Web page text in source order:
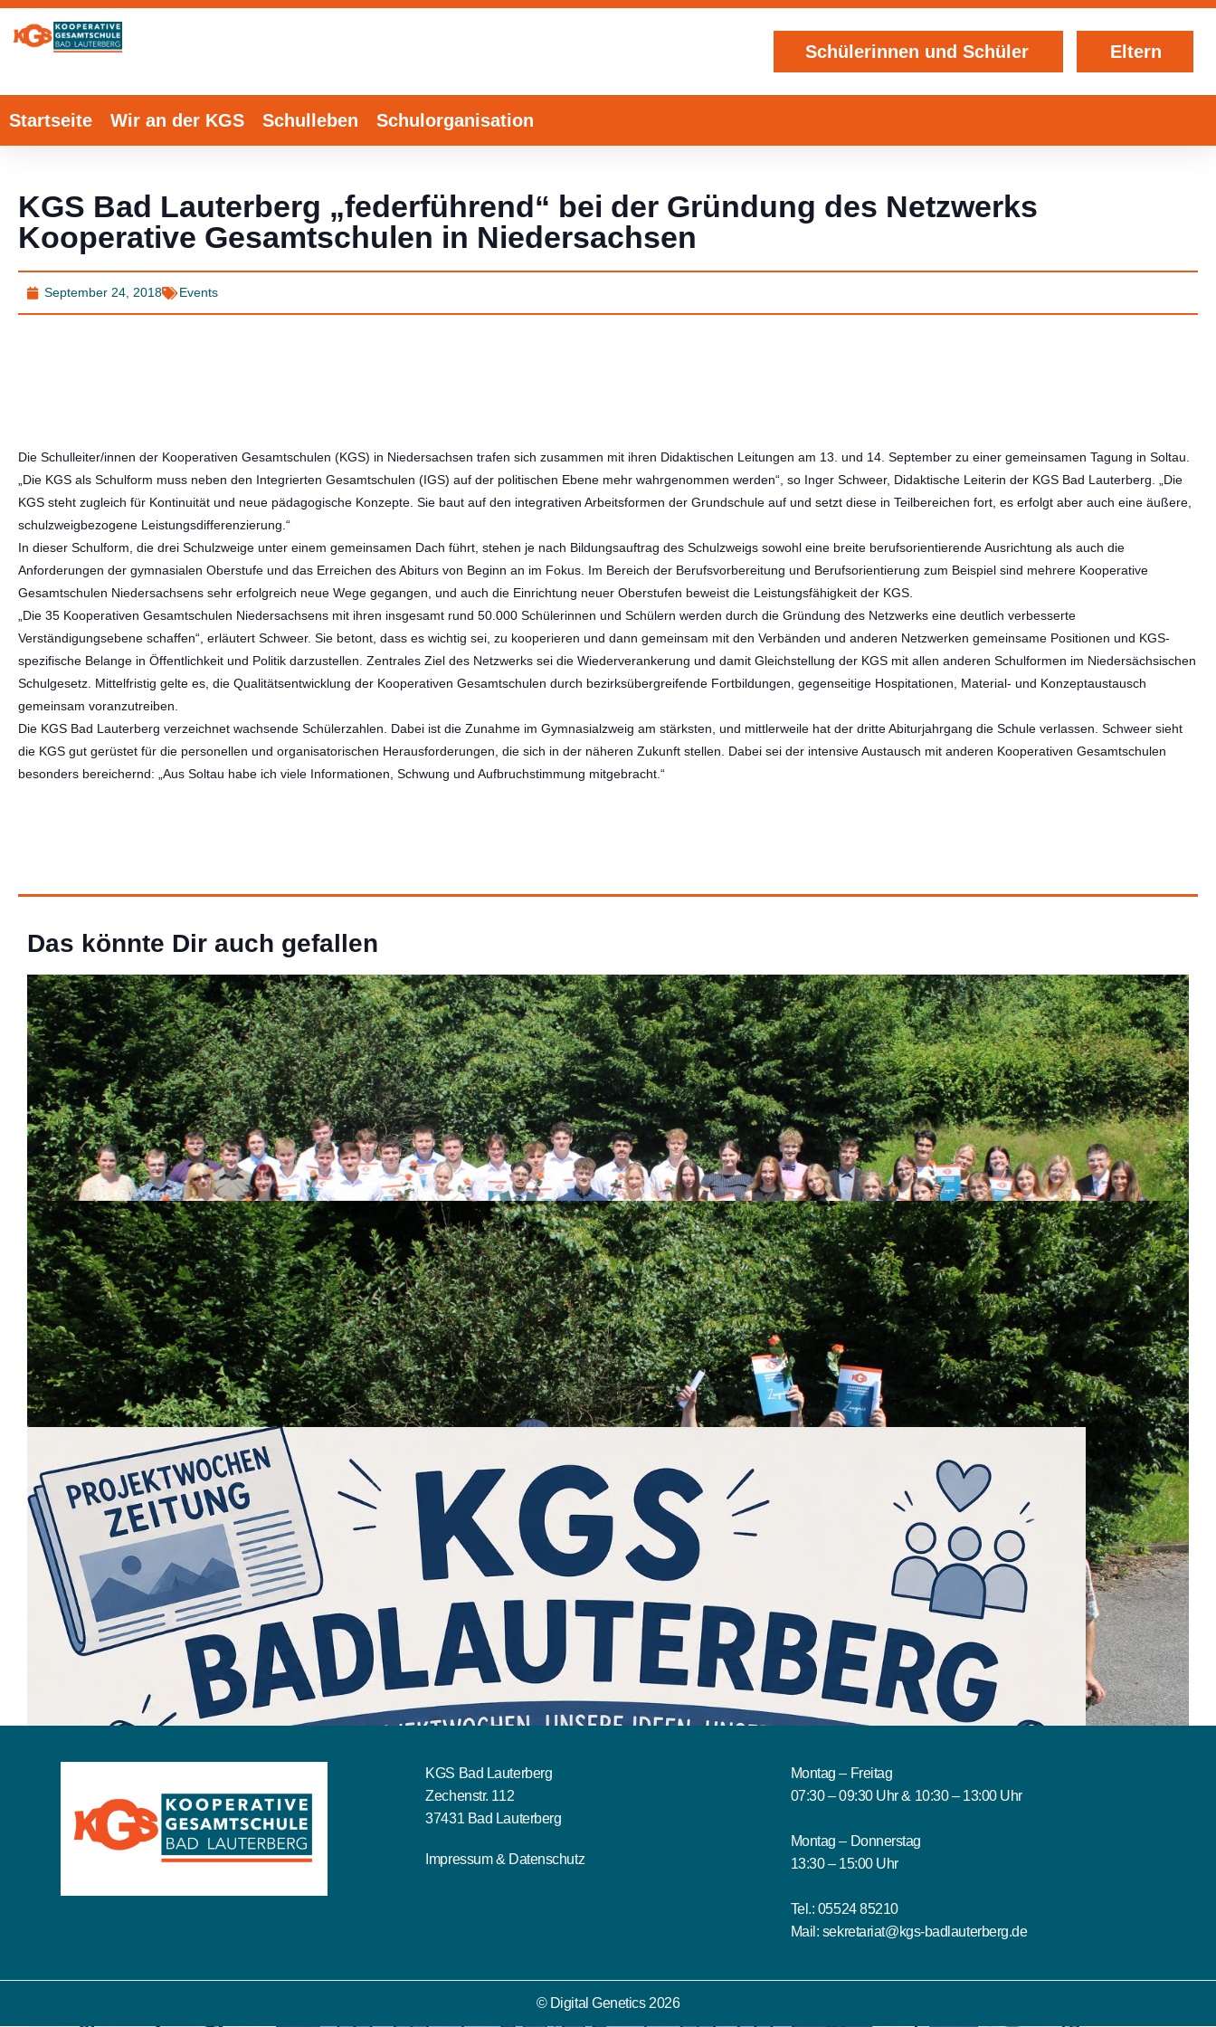
Schülerinnen und Schüler Eltern
Startseite Wir an der KGS Schulleben Schulorganisation
KGS Bad Lauterberg „federführend“ bei der Gründung des Netzwerks
Kooperative Gesamtschulen in Niedersachsen
September 24, 2018 Events
Die Schulleiter/innen der Kooperativen Gesamtschulen (KGS) in Niedersachsen trafen sich zusammen mit ihren Didaktischen Leitungen am 13. und 14. September zu einer gemeinsamen Tagung in Soltau.
„Die KGS als Schulform muss neben den Integrierten Gesamtschulen (IGS) auf der politischen Ebene mehr wahrgenommen werden“, so Inger Schweer, Didaktische Leiterin der KGS Bad Lauterberg. „Die
KGS steht zugleich für Kontinuität und neue pädagogische Konzepte. Sie baut auf den integrativen Arbeitsformen der Grundschule auf und setzt diese in Teilbereichen fort, es erfolgt aber auch eine äußere,
schulzweigbezogene Leistungsdifferenzierung.“
In dieser Schulform, die drei Schulzweige unter einem gemeinsamen Dach führt, stehen je nach Bildungsauftrag des Schulzweigs sowohl eine breite berufsorientierende Ausrichtung als auch die
Anforderungen der gymnasialen Oberstufe und das Erreichen des Abiturs von Beginn an im Fokus. Im Bereich der Berufsvorbereitung und Berufsorientierung zum Beispiel sind mehrere Kooperative
Gesamtschulen Niedersachsens sehr erfolgreich neue Wege gegangen, und auch die Einrichtung neuer Oberstufen beweist die Leistungsfähigkeit der KGS.
„Die 35 Kooperativen Gesamtschulen Niedersachsens mit ihren insgesamt rund 50.000 Schülerinnen und Schülern werden durch die Gründung des Netzwerks eine deutlich verbesserte
Verständigungsebene schaffen“, erläutert Schweer. Sie betont, dass es wichtig sei, zu kooperieren und dann gemeinsam mit den Verbänden und anderen Netzwerken gemeinsame Positionen und KGS-
spezifische Belange in Öffentlichkeit und Politik darzustellen. Zentrales Ziel des Netzwerks sei die Wiederverankerung und damit Gleichstellung der KGS mit allen anderen Schulformen im Niedersächsischen
Schulgesetz. Mittelfristig gelte es, die Qualitätsentwicklung der Kooperativen Gesamtschulen durch bezirksübergreifende Fortbildungen, gegenseitige Hospitationen, Material- und Konzeptaustausch
gemeinsam voranzutreiben.
Die KGS Bad Lauterberg verzeichnet wachsende Schülerzahlen. Dabei ist die Zunahme im Gymnasialzweig am stärksten, und mittlerweile hat der dritte Abiturjahrgang die Schule verlassen. Schweer sieht
die KGS gut gerüstet für die personellen und organisatorischen Herausforderungen, die sich in der näheren Zukunft stellen. Dabei sei der intensive Austausch mit anderen Kooperativen Gesamtschulen
besonders bereichernd: „Aus Soltau habe ich viele Informationen, Schwung und Aufbruchstimmung mitgebracht.“
Das könnte Dir auch gefallen
Fotos der Abiturentlassfeier
27 Juni 2026
Startseite
KGS Bad Lauterberg
Zechenstr. 112
37431 Bad Lauterberg
Impressum& Datenschutz
Montag – Freitag
07:30 – 09:30 Uhr & 10:30 – 13:00 Uhr
Montag – Donnerstag
13:30 – 15:00 Uhr
Tel.: 05524 85210
Mail: sekretariat@kgs-badlauterberg.de
© Digital Genetics 2026